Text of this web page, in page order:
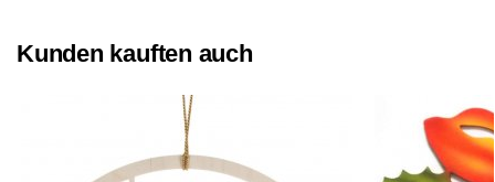
Kunden kauften auch